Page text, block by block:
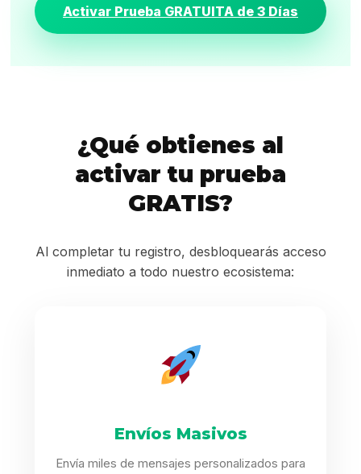
Activar Prueba GRATUITA de 3 Días
¿Qué obtienes al
activar tu prueba
GRATIS?
Al completar tu registro, desbloquearás acceso
inmediato a todo nuestro ecosistema:
Envíos Masivos
Envía miles de mensajes personalizados para